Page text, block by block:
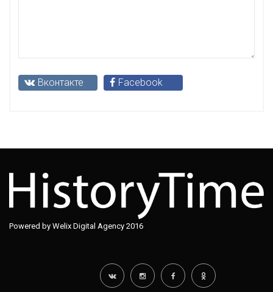
Вконтакте Facebook
Powered by Welix Digital Agency 2016